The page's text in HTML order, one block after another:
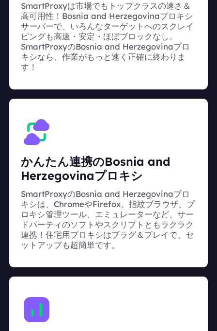
SmartProxyは市場でもトップクラスの速さ＆
高可用性！Bosnia and Herzegovinaプロキシ
サーバーで、いろんなターゲットへのスクレイ
ピングも高速・安定・ほぼブロックなし。
SmartProxyのBosnia and Herzegovinaプロ
キシなら、作業がもっと速く正確に終わりま
す！
かんたん連携のBosnia and
Herzegovinaプロキシ
SmartProxyのBosnia and Herzegovinaプロ
キシは、ChromeやFirefox、指紋ブラウザ、プ
ロキシ管理ツール、エミュレーターなど、サー
ドパーティのソフトやスクリプトともラクラク
連携！住宅用プロキシはプラグ＆プレイで、セ
ットアップも超簡単です。